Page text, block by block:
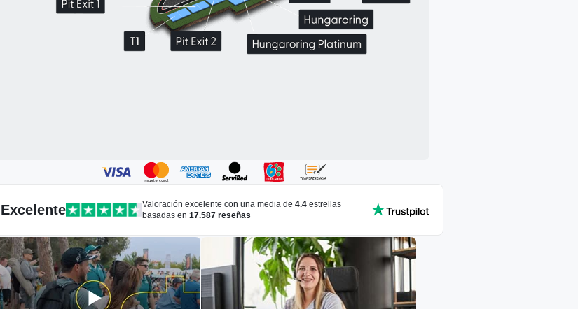
Excelente Valoración excelente con una media de 4.4 estrellas
basadas en 17.587 reseñas